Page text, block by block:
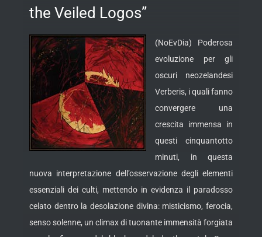
the Veiled Logos”
(NoEvDia) Poderosa
evoluzione per gli
oscuri neozelandesi
Verberis, i quali fanno
convergere una
crescita immensa in
questi cinquantotto
minuti, in questa
nuova interpretazione dell’osservazione degli elementi
essenziali dei culti, mettendo in evidenza il paradosso
celato dentro la desolazione divina: misticismo, ferocia,
senso solenne, un climax di tuonante immensità forgiata